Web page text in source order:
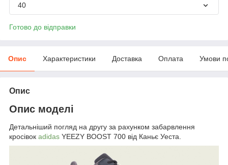
40
Готово до відправки
Опис Характеристики Доставка Оплата Умови
Опис
Опис моделі
Детальніший погляд на другу за рахунком забарвлення
кросівок adidas YEEZY BOOST 700 від Каньє Уеста.